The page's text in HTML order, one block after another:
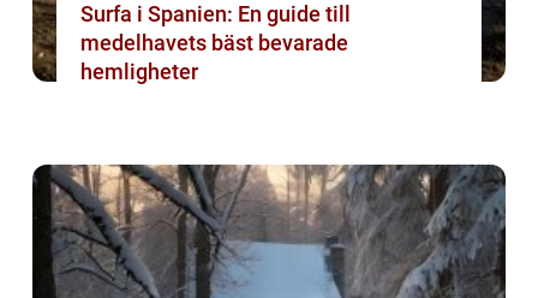
Surfa i Spanien: En guide till
medelhavets bäst bevarade
hemligheter